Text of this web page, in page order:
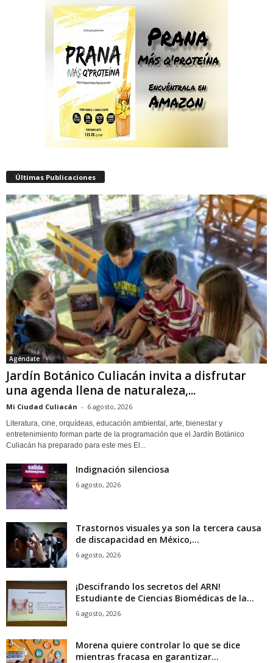
Últimas Publicaciones
Agéndate
Jardín Botánico Culiacán invita a disfrutar
una agenda llena de naturaleza,...
Mi Ciudad Culiacán - 6 agosto, 2026
Literatura, cine, orquídeas, educación ambiental, arte, bienestar y
entretenimiento forman parte de la programación que el Jardín Botánico
Culiacán ha preparado para este mes El...
Indignación silenciosa
6 agosto, 2026
Trastornos visuales ya son la tercera causa
de discapacidad en México,...
6 agosto, 2026
¡Descifrando los secretos del ARN!
Estudiante de Ciencias Biomédicas de la...
6 agosto, 2026
Morena quiere controlar lo que se dice
mientras fracasa en garantizar...